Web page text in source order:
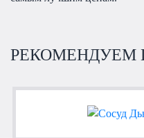
РЕКОМЕНДУЕМ